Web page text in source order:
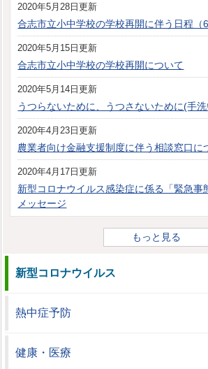
2020年5月28日更新
合志市立小中学校の学校再開に伴う日程（
2020年5月15日更新
合志市立小中学校の学校再開について
2020年5月14日更新
うつらないために、うつさないために(手洗
2020年4月23日更新
農業者向け金融支援制度に伴う相談窓口に
2020年4月17日更新
新型コロナウイルス感染症に係る「緊急事
メッセージ
もっと見る
新型コロナウイルス
熱中症予防
健康・医療